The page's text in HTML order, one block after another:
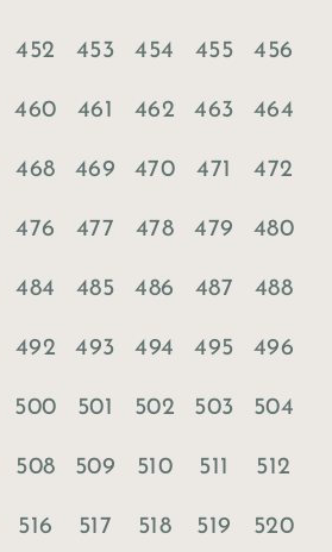
452 453 454 455 456
460 461 462 463 464
468 469 470 471 472
476 477 478 479 480
484 485 486 487 488
492 493 494 495 496
500 501 502 503 504
508 509 510 511 512
516 517 518 519 520